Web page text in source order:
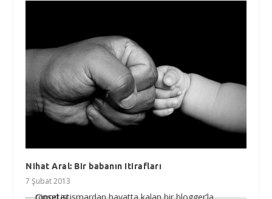
Nihat Aral: Bir babanın itirafları
7 Şubat 2013